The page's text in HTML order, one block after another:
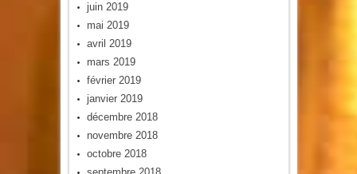
juin 2019
mai 2019
avril 2019
mars 2019
février 2019
janvier 2019
décembre 2018
novembre 2018
octobre 2018